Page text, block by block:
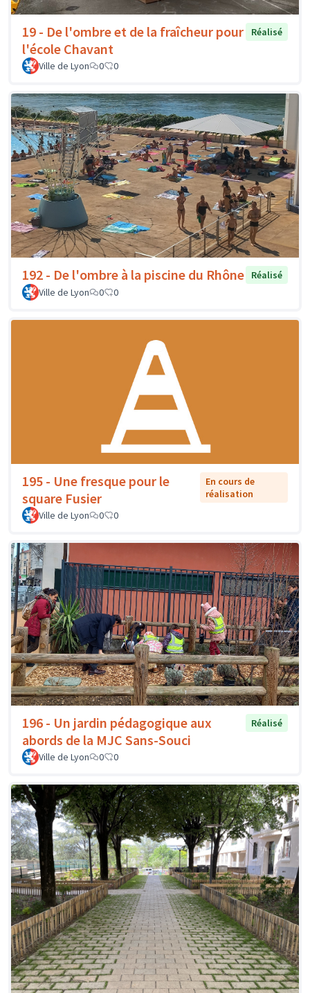
19 - De l'ombre et de la fraîcheur pour
l'école Chavant
Réalisé
Ville de Lyon 0 0
192 - De l'ombre à la piscine du Rhône
Réalisé
Ville de Lyon
0 0
195 - Une fresque pour le
square Fusier
En cours de
réalisation
Ville de Lyon
0 0
196 - Un jardin pédagogique aux
abords de la MJC Sans-Souci
Réalisé
Ville de Lyon 0 0